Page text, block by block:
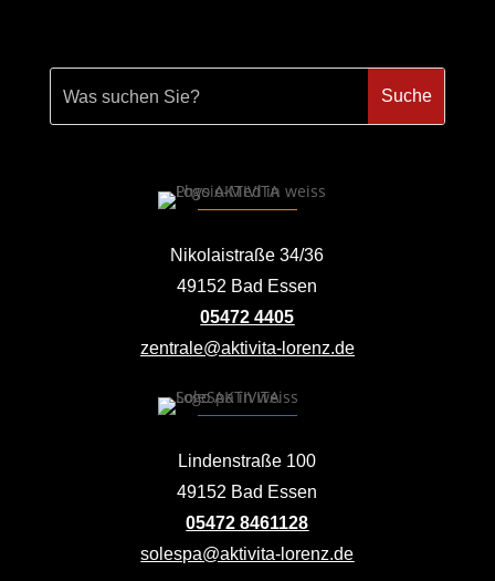
Nikolaistraße 34/36
49152 Bad Essen
05472 4405
zentrale@aktivita-lorenz.de
Lindenstraße 100
49152 Bad Essen
05472 8461128
solespa@aktivita-lorenz.de